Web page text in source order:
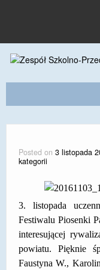
KONTAKT
DLA RODZICÓW
DLA
GALERIA
SPORT
Posted on 3 listopada
kategorii
3. listopada
Festiwalu Piosenki
interesującej
powiatu. Pięknie
Faustyna W.,